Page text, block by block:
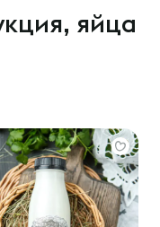
яйца